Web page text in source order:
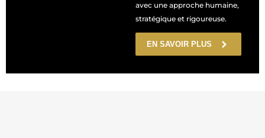
avec une approche humaine,
stratégique et rigoureuse.
EN SAVOIR PLUS